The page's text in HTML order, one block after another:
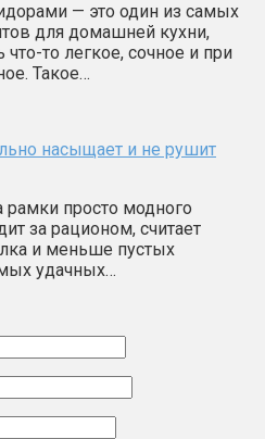
— это один из самых
для домашней кухни,
что-то легкое, сочное и при
Такое…
насыщает и не рушит
просто модного
за рационом, считает
и меньше пустых
удачных…